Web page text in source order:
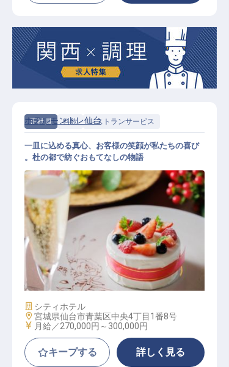
正社員 料飲 レストランサービス
レストランサービススタッフ
ホテルモントレ仙台
一皿に込める真心、お客様の笑顔が私たちの喜び
。杜の都で紡ぐおもてなしの物語
施設業態
シティホテル
勤務地
宮城県仙台市青葉区中央4丁目1番8号
給与
月給／270,000円～ 300,000円
キープする 詳しく見る